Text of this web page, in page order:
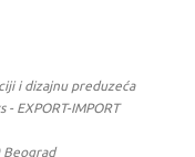
i dizajnu preduzeća
EXPORT-IMPORT
Beograd